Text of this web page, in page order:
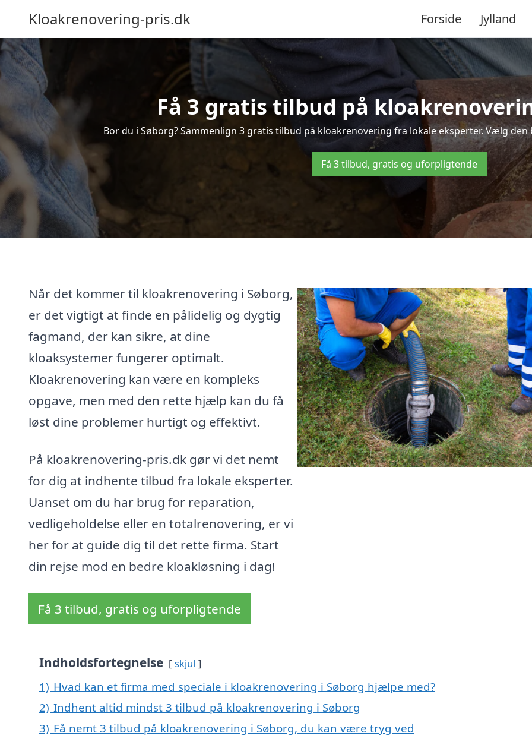
Kloakrenovering-pris.dk Forside Jylland
Få 3 gratis tilbud på
Bor du i Søborg? Sammenlign 3 gratis tilbud på kloakrenovering fra lokale eksperter. Vælg
Få 3 tilbud, gratis og uforpligtende
Når det kommer til kloakrenovering i Søborg,
er det vigtigt at finde en pålidelig og dygtig
fagmand, der kan sikre, at dine
kloaksystemer fungerer optimalt.
Kloakrenovering kan være en kompleks
opgave, men med den rette hjælp kan du få
løst dine problemer hurtigt og effektivt.
På kloakrenovering-pris.dk gør vi det nemt
for dig at indhente tilbud fra lokale eksperter.
Uanset om du har brug for reparation,
vedligeholdelse eller en totalrenovering, er vi
her for at guide dig til det rette firma. Start
din rejse mod en bedre kloakløsning i dag!
Få 3 tilbud, gratis og uforpligtende
Indholdsfortegnelse skjul
1) Hvad kan et firma med speciale i kloakrenovering i Søborg hjælpe med?
2) Indhent altid mindst 3 tilbud på kloakrenovering i Søborg
3) Få nemt 3 tilbud på kloakrenovering i Søborg, du kan være tryg ved